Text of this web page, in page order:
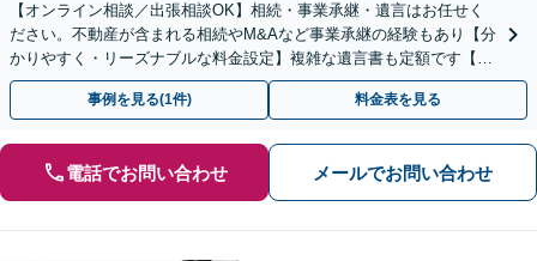
【オンライン相談／出張相談OK】相続・事業承継・遺言はお任せく
ださい。不動産が含まれる相続やM&Aなど事業承継の経験もあり【分
かりやすく・リーズナブルな料金設定】複雑な遺言書も定額です【夜
間・休日対応可能】【藤崎駅徒歩5分】【弁護士歴7年】
事例を見る(1件) 料金表を見る
電話でお問い合わせ メールでお問い合わせ